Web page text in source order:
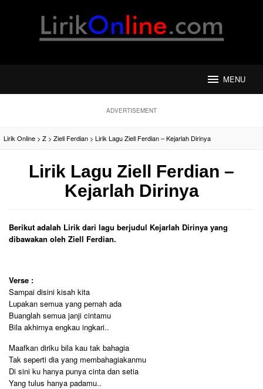
MENU
ADVERTISEMENT
Lirik Online > Z > Ziell Ferdian > Lirik Lagu Ziell Ferdian – Kejarlah Dirinya
Lirik Lagu Ziell Ferdian –
Kejarlah Dirinya
Berikut adalah Lirik dari lagu berjudul Kejarlah Dirinya yang
dibawakan oleh Ziell Ferdian.
Verse :
Sampai disini kisah kita
Lupakan semua yang pernah ada
Buanglah semua janji cintamu
Bila akhirnya engkau ingkari..
Maafkan diriku bila kau tak bahagia
Tak seperti dia yang membahagiakanmu
Di sini ku hanya punya cinta dan setia
Yang tulus hanya padamu..